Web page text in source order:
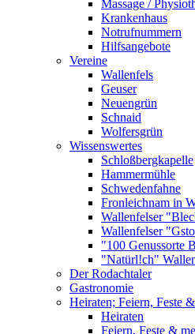
Massage /
Krankenhaus
Notrufnummern
Hilfsangebote
Vereine
Wallenfels
Geuser
Neuengrün
Schnaid
Wolfersgrün
Wissenswertes
Schloßbergkapelle
Hammermühle
Schwedenfahne
Fronleichnam in
Wallenfelser
Wallenfelser
"100 Genussorte
"Natürl!ch"
Der Rodachtaler
Gastronomie
Heiraten; Feiern, Feste
Heiraten
Feiern, Feste &